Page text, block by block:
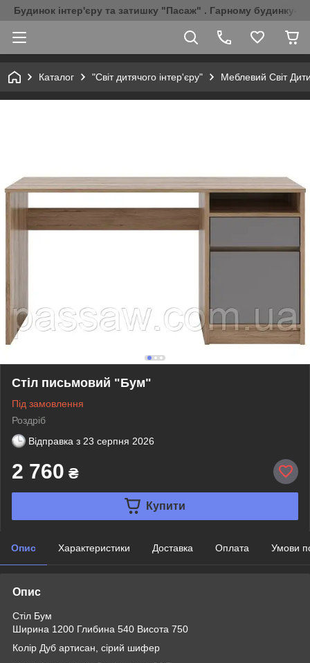
Будинок інтер'єру та затишку "Пасаж" . Гарному будинку-
Каталог "Світ дитячого інтер'єру" Меблевий Світ
Стіл письмовий "Бум"
Під замовлення
Роздріб
Відправка з 23 серпня 2026
2 760 ₴
Купити
Опис Характеристики Доставка Оплата Умови
Опис
Стіл Бум
Ширина 1200 Глибина 540 Висота 750
Колір Дуб артисан, сірий шифер